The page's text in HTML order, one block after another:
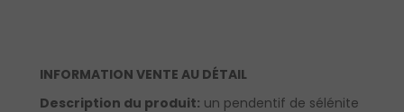
INFORMATION VENTE AU DÉTAIL
Description du produit: un pendentif de sélénite